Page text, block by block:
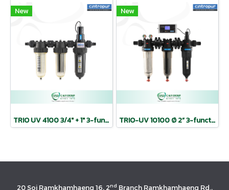
New
TRIO UV 4100 3/4″ + 1″ 3-function sterilize (UV lamp 40 W.) | CINTROPUR
New
TRIO-UV 10100 Ø 2” 3-function sterilize (UV lamp 95 W.) | CINTROPUR
20 Soi Ramkhamhaeng 16, 2nd Branch Ramkhamhaeng Rd.,